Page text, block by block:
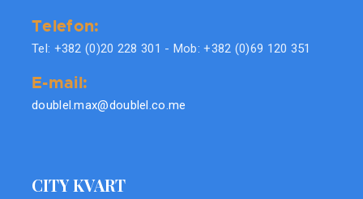
Telefon:
Tel: +382 (0)20 228 301 - Mob: +382 (0)69 120 351
E-mail:
doublel.max@doublel.co.me
CITY KVART